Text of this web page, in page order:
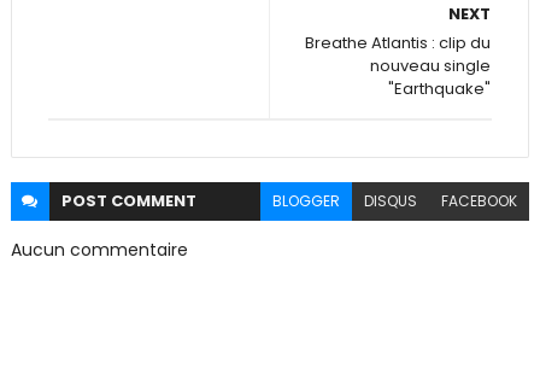
NEXT
Breathe Atlantis : clip du
nouveau single
"Earthquake"
POST COMMENT BLOGGER DISQUS FACEBOOK
Aucun commentaire